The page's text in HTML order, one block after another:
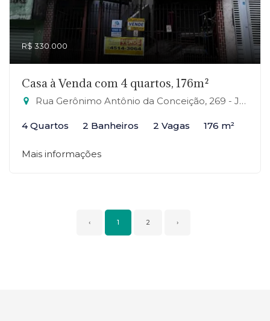
R$ 330.000
Casa à Venda com 4 quartos, 176m²
Rua Gerônimo Antônio da Conceição, 269 - Jardim Zaira, Mauá-SP
4 Quartos 2 Banheiros 2 Vagas 176 m²
Mais informações
‹ 1 2 ›